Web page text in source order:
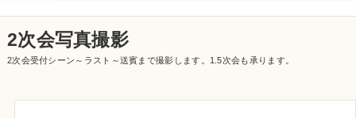
2次会写真撮影
2次会受付シーン～ラスト～送賓まで撮影します。1.5次会も承ります。